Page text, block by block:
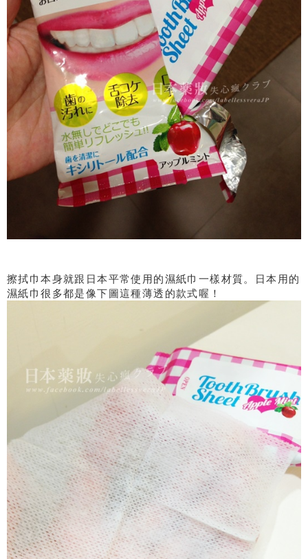
擦拭巾本身就跟日本平常使用的濕紙巾一樣材質。日本用的
濕紙巾很多都是像下圖這種薄透的款式喔！